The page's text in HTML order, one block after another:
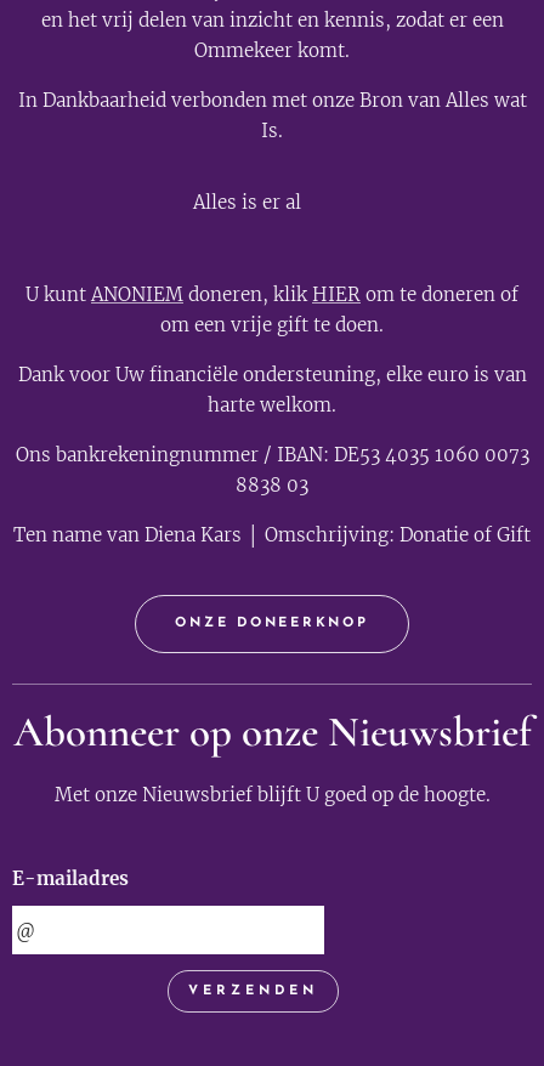
en het vrij delen van inzicht en kennis, zodat er een
Ommekeer komt.
In Dankbaarheid verbonden met onze Bron van Alles wat
Is.
Alles is er al
U kuntANONIEM doneren, klikHIER om te doneren of
om een vrije gift te doen.
Dank voor Uw financiële ondersteuning, elke euro is van
harte welkom.
Ons bankrekeningnummer / IBAN: DE53 4035 1060 0073
8838 03
Ten name van Diena Kars │ Omschrijving: Donatie of Gift
ONZE DONEERKNOP
Abonneer op onze Nieuwsbrief
Met onze Nieuwsbrief blijft U goed op de hoogte.
E-mailadres
VERZENDEN